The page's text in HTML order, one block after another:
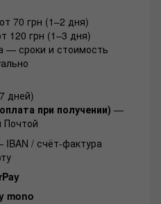
70 грн (1–2 дня)
120 грн (1–3 дня)
— сроки и стоимость
дней)
при получении) —
Почтой
IBAN / счёт-фактура
mono